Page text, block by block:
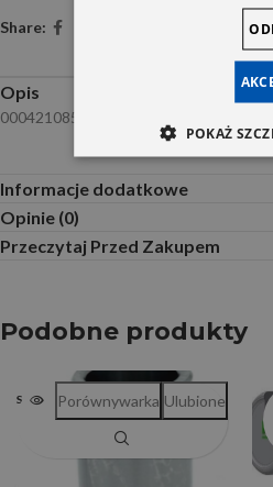
Share:
Opis
0004210850 FR
Informacje dodatkowe
Opinie (0)
Przeczytaj Przed Zakupem
Podobne produkty
SOLD OUTPorównywarka Ulubione
POKAŻ